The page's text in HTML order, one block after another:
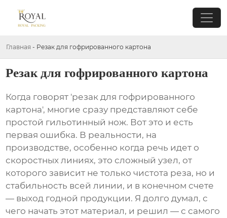
Главная - Резак для гофрированного картона
Резак для гофрированного картона
Когда говорят 'резак для гофрированного
картона', многие сразу представляют себе
простой гильотинный нож. Вот это и есть
первая ошибка. В реальности, на
производстве, особенно когда речь идет о
скоростных линиях, это сложный узел, от
которого зависит не только чистота реза, но и
стабильность всей линии, и в конечном счете
— выход годной продукции. Я долго думал, с
чего начать этот материал, и решил — с самого